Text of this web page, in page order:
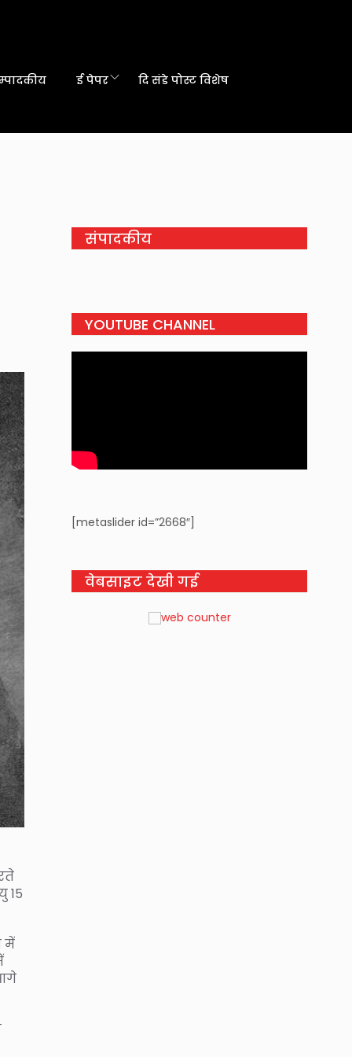
ई पेपर दि संडे पोस्ट विशेष
15
में
संपादकीय
YOUTUBE CHANNEL
[metaslider id=”2668″]
वेबसाइट देखी गई